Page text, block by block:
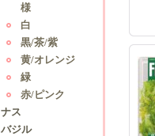
様
白
黒/茶/紫
黄/オレンジ
緑
赤/ピンク
ナス
バジル